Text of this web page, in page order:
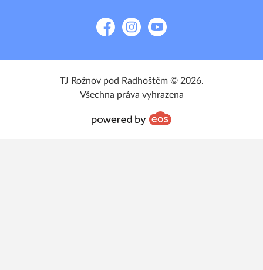
FacebookInstagramYouTube
TJ Rožnov pod Radhoštěm © 2026.
Všechna práva vyhrazena